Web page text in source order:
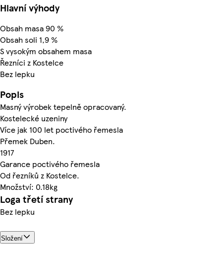
Hlavní výhody
Obsah masa 90 %
Obsah soli 1,9 %
S vysokým obsahem masa
Řezníci z Kostelce
Bez lepku
Popis
Masný výrobek tepelně opracovaný.
Kostelecké uzeniny
Více jak 100 let poctivého řemesla
Přemek Duben.
1917
Garance poctivého řemesla
Od řezníků z Kostelce.
Množství: 0.18kg
Loga třetí strany
Bez lepku
Složení